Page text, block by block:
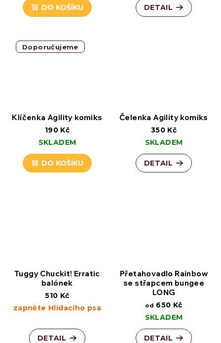
DO KOŠÍKU DETAIL
Doporučujeme
Klíčenka Agility komiks
190 Kč
SKLADEM
DO KOŠÍKU
Čelenka Agility komiks
350 Kč
SKLADEM
DETAIL
Tuggy Chuckit! Erratic
balónek
510 Kč
zapněte Hlídacího psa
DETAIL
Přetahovadlo Rainbow
se střapcem bungee
LONG
od 650 Kč
SKLADEM
DETAIL